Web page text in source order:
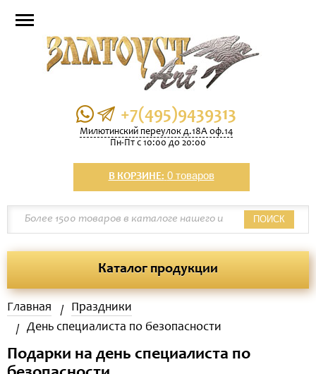
+7(495)9439313
Милютинский переулок д.18А оф.14
Пн-Пт с 10:00 до 20:00
В КОРЗИНЕ: 0 товаров
ПОИСК
Каталог продукции
Главная
Праздники
День специалиста по безопасности
Подарки на день специалиста по